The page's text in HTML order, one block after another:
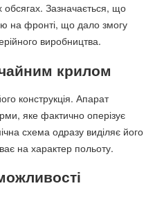
обсягах. Зазначається, що
на фронті, що дало змогу
виробництва.
крилом
конструкція. Апарат
яке фактично оперізує
схема одразу виділяє його
на характер польоту.